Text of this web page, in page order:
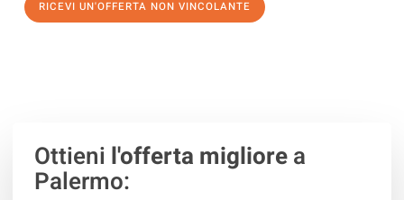
RICEVI UN'OFFERTA NON VINCOLANTE
Ottieni l'offerta migliorea
Palermo: